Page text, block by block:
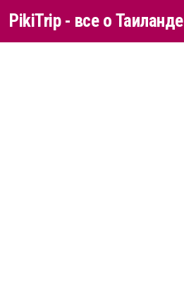
Перейти к содержимому
PikiTrip - все о Таиланде